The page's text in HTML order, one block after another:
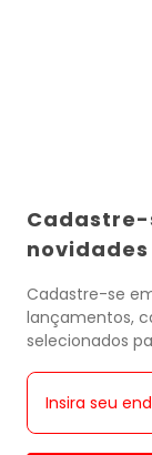
novidades
Cadastre-se
lançamentos,
selecionados